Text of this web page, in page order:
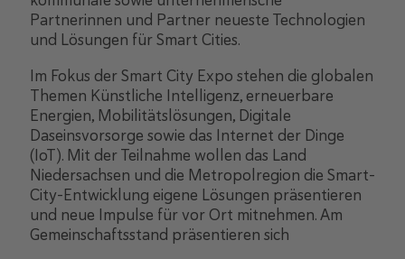
Partnerinnen und Partner neueste Technologien
und Lösungen für Smart Cities.
Im Fokus der Smart City Expo stehen die globalen
Themen Künstliche Intelligenz, erneuerbare
Energien, Mobilitätslösungen, Digitale
Daseinsvorsorge sowie das Internet der Dinge
(IoT). Mit der Teilnahme wollen das Land
Niedersachsen und die Metropolregion die Smart-
City-Entwicklung eigene Lösungen präsentieren
und neue Impulse für vor Ort mitnehmen. Am
Gemeinschaftsstand präsentieren sich